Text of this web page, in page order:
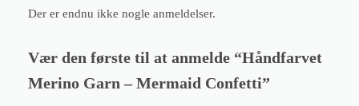
a
Der er endnu ikke nogle anmeldelser.
Vær den første til at anmelde “Håndfarvet
Merino Garn – Mermaid Confetti”